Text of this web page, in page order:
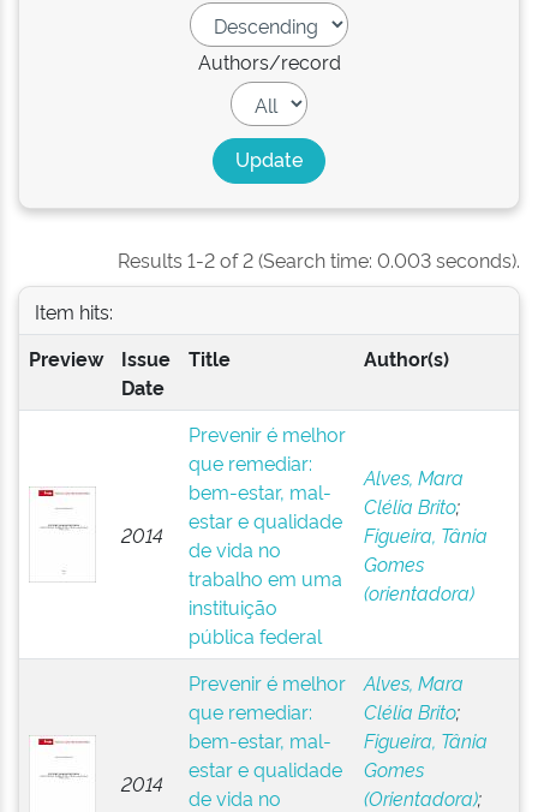
Authors/record
Results 1-2 of 2 (Search time: 0.003 seconds).
Item hits:
Preview
Issue
Date
Title Author(s)
2014
Prevenir é melhor
que remediar:
bem-estar, mal-
estar e qualidade
de vida no
trabalho em uma
instituição
pública federal
Alves, Mara
Clélia Brito;
Figueira, Tânia
Gomes
(orientadora)
2014
Prevenir é melhor
que remediar:
bem-estar, mal-
estar e qualidade
de vida no
Alves, Mara
Clélia Brito;
Figueira, Tânia
Gomes
(Orientadora);